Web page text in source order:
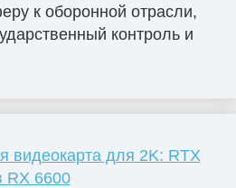
к оборонной отрасли,
контроль и
видеокарта для 2K: RTX
RX 6600